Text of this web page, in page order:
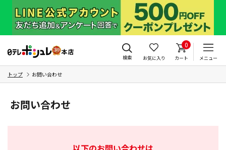
検索 お気に入り
0
カート メニュー
トップ お問い合わせ
お問い合わせ